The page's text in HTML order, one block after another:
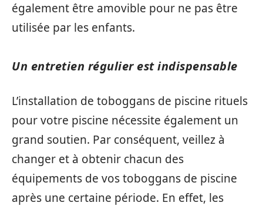
également être amovible pour ne pas être
utilisée par les enfants.
Un entretien régulier est indispensable
L’installation de toboggans de piscine rituels
pour votre piscine nécessite également un
grand soutien. Par conséquent, veillez à
changer et à obtenir chacun des
équipements de vos toboggans de piscine
après une certaine période. En effet, les